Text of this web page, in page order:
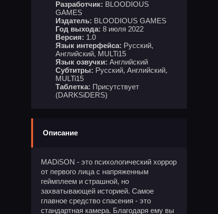
Разработчик: BLOODIOUS
GAMES
Издатель: BLOODIOUS GAMES
Год выхода: 8 июля 2022
Версия: 1.0
Язык интерфейса: Русский,
Английский, MULTi15
Язык озвучки: Английский
Субтитры: Русский, Английский,
MULTi15
Таблетка: Присутствует
(DARKSiDERS)
Описание
MADiSON - это психологический хоррор
от первого лица с напряженным
геймплеем и страшной, но
захватывающей историей. Самое
главное средство спасения - это
стандартная камера. Благодаря ему вы